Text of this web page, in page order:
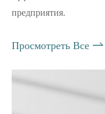
предприятия.
Просмотреть Все 